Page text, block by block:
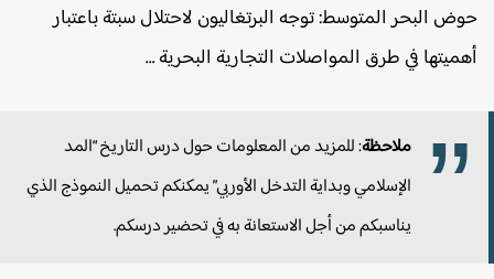
البحر المتوسط: توجه البرتغاليون لاحتلال سبتة باعتبار
في طرق المواصلات التجارية البحرية …
ملاحظة: للمزيد من المعلومات حول درس التاريخ “المد
الإسلامي وبداية التدخل الأوربي” يمكنكم تحميل النموذج الذي
يناسبكم من أجل الاستعانة به في تحضير درسكم.